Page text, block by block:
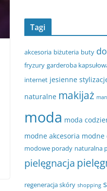
Tagi
akcesoria biżuteria buty
fryzury garderoba
internet jesienne
naturalne makijaż
moda moda
modne akcesoria modne
modowe porady naturalna
pielęgnacja
regeneracja skóry shopping